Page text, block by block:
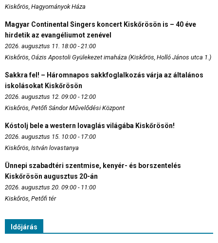
Kiskőrös, Hagyományok Háza
Magyar Continental Singers koncert Kiskőrösön is – 40 éve
hirdetik az evangéliumot zenével
2026. augusztus 11. 18:00 - 21:00
Kiskőrös, Oázis Apostoli Gyülekezet imaháza (Kiskőrös, Holló János utca 1.)
Sakkra fel! – Háromnapos sakkfoglalkozás várja az általános
iskolásokat Kiskőrösön
2026. augusztus 12. 09:00 - 12:00
Kiskőrös, Petőfi Sándor Művelődési Központ
Kóstolj bele a western lovaglás világába Kiskőrösön!
2026. augusztus 15. 10:00 - 17:00
Kiskőrös, István lovastanya
Ünnepi szabadtéri szentmise, kenyér- és borszentelés
Kiskőrösön augusztus 20-án
2026. augusztus 20. 09:00 - 11:00
Kiskőrös, Petőfi tér
Időjárás